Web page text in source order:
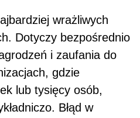
wrażliwych
Dotyczy bezpośrednio
i zaufania do
gdzie
lub tysięcy osób,
Błąd w